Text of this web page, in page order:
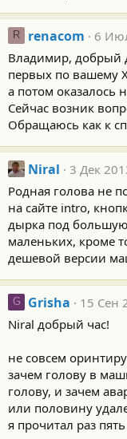
R renacom
6
Владимир, добрый
первых по вашему
а потом оказалось
Сейчас возник
Обращаюсь как к
Niral
3 Дек
Родная голова не
на сайте intro,
дырка под
маленьких, кроме
дешевой версии
G Grisha
15 Сен
Niral добрый час!
не совсем
зачем голову в
голову, и зачем
или половину
я прочитал раз